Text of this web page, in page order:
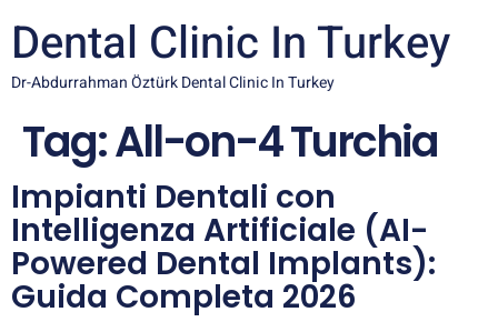
Dental Clinic In Turkey
Dr-Abdurrahman Öztürk Dental Clinic In Turkey
Tag:All-on-4 Turchia
Impianti Dentali con
Intelligenza Artificiale (AI-
Powered Dental Implants):
Guida Completa 2026